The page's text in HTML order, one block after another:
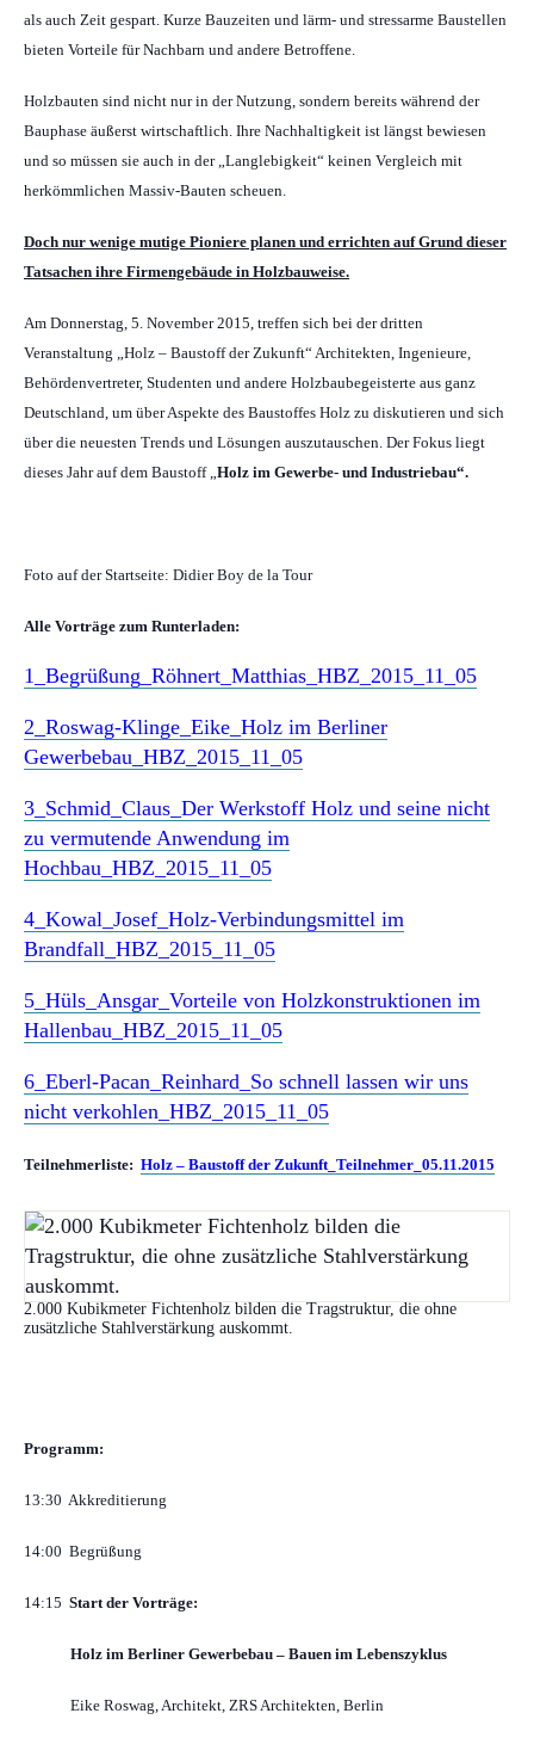
als auch Zeit gespart. Kurze Bauzeiten und lärm- und stressarme Baustellen
bieten Vorteile für Nachbarn und andere Betroffene.
Holzbauten sind nicht nur in der Nutzung, sondern bereits während der
Bauphase äußerst wirtschaftlich. Ihre Nachhaltigkeit ist längst bewiesen
und so müssen sie auch in der „Langlebigkeit“ keinen Vergleich mit
herkömmlichen Massiv-Bauten scheuen.
Doch nur wenige mutige Pioniere planen und errichten auf Grund dieser
Tatsachen ihre Firmengebäude in Holzbauweise.
Am Donnerstag, 5. November 2015, treffen sich bei der dritten
Veranstaltung „Holz – Baustoff der Zukunft“ Architekten, Ingenieure,
Behördenvertreter, Studenten und andere Holzbaubegeisterte aus ganz
Deutschland, um über Aspekte des Baustoffes Holz zu diskutieren und sich
über die neuesten Trends und Lösungen auszutauschen. Der Fokus liegt
dieses Jahr auf dem Baustoff „Holz im Gewerbe- und Industriebau“.
Foto auf der Startseite: Didier Boy de la Tour
Alle Vorträge zum Runterladen:
1_Begrüßung_Röhnert_Matthias_HBZ_2015_11_05
2_Roswag-Klinge_Eike_Holz im Berliner
Gewerbebau_HBZ_2015_11_05
3_Schmid_Claus_Der Werkstoff Holz und seine nicht
zu vermutende Anwendung im
Hochbau_HBZ_2015_11_05
4_Kowal_Josef_Holz-Verbindungsmittel im
Brandfall_HBZ_2015_11_05
5_Hüls_Ansgar_Vorteile von Holzkonstruktionen im
Hallenbau_HBZ_2015_11_05
6_Eberl-Pacan_Reinhard_So schnell lassen wir uns
nicht verkohlen_HBZ_2015_11_05
Teilnehmerliste: Holz – Baustoff der Zukunft_Teilnehmer_05.11.2015
2.000 Kubikmeter Fichtenholz bilden die Tragstruktur, die ohne
zusätzliche Stahlverstärkung auskommt.
Programm:
13:30 Akkreditierung
14:00 Begrüßung
14:15 Start der Vorträge:
Holz im Berliner Gewerbebau – Bauen im Lebenszyklus
Eike Roswag, Architekt, ZRS Architekten, Berlin